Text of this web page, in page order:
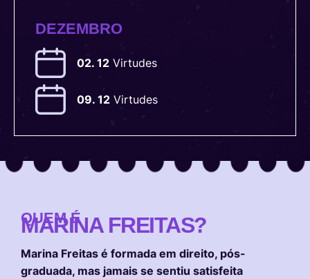
DEZEMBRO
02. 12 Virtudes
09. 12 Virtudes
QUEM É
MARINA FREITAS?
Marina Freitas é formada em direito, pós-
graduada, mas jamais se sentiu satisfeita